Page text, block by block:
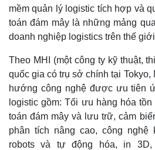
Thế giới
Quan sát
Cuộc sống đó đây
Ảnh
mềm quản lý logistic tích hợp và
toán đám mây là những mảng
doanh nghiệp logistics trên thế
Theo MHI (một công ty kỹ thuật,
quốc gia có trụ sở chính tại Tokyo,
hướng công nghệ được ưu tiên
logistic gồm: Tối ưu hàng hóa
toán đám mây và lưu trữ, cảm
phân tích nâng cao, công nghệ
robots và tự động hóa, in